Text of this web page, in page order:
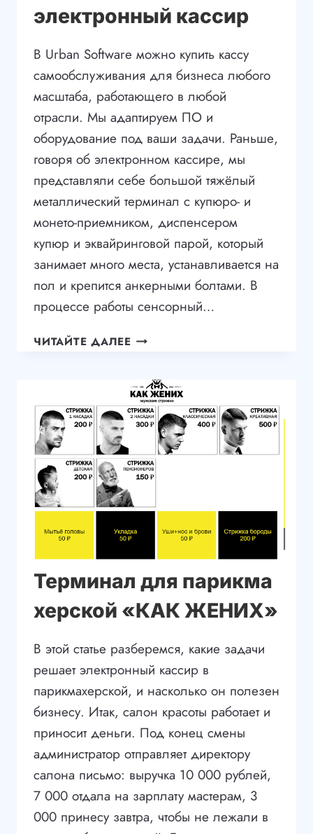
электронный кассир
В Urban Software можно купить кассу
самообслуживания для бизнеса любого
масштаба, работающего в любой
отрасли. Мы адаптируем ПО и
оборудование под ваши задачи. Раньше,
говоря об электронном кассире, мы
представляли себе большой тяжёлый
металлический терминал с купюро- и
монето-приемником, диспенсером
купюр и эквайринговой парой, который
занимает много места, устанавливается на
пол и крепится анкерными болтами. В
процессе работы сенсорный…
ЧИТАЙТЕ ДАЛЕЕЭЛЕГАНТНЫЙ
Терминал для парикма
херской «КАК ЖЕНИХ»
В этой статье разберемся, какие задачи
решает электронный кассир в
парикмахерской, и насколько он полезен
бизнесу. Итак, салон красоты работает и
приносит деньги. Под конец смены
администратор отправляет директору
салона письмо: выручка 10 000 рублей,
7 000 отдала на зарплату мастерам, 3
000 принесу завтра, чтобы не лежали в